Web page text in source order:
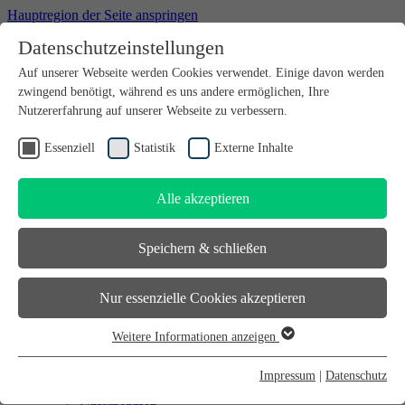
Hauptregion der Seite anspringen
Willkommen bei futureSAX - der Innovationsplattform des
Freistaates Sachsen.
Suchfeld
DE
Sächsisches Start-up-Partner-Netzwerk
Sächsisches Gründerforum
Datenschutzeinstellungen
Auf unserer Webseite werden Cookies verwendet. Einige davon werden
zwingend benötigt, während es uns andere ermöglichen, Ihre
Nutzererfahrung auf unserer Webseite zu verbessern.
Essenziell Statistik Externe Inhalte
Alle akzeptieren
Speichern & schließen
Nur essenzielle Cookies akzeptieren
Essenzielle Cookies werden für grundlegende Funktionen der
Weitere Informationen anzeigen
Impressum Datenschutz